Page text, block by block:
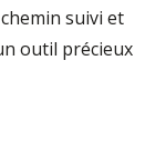
suivi et
outil précieux